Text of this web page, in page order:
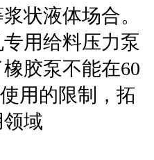
状液体场合。
用给料压力泵
胶泵不能在60
用的限制，拓
域